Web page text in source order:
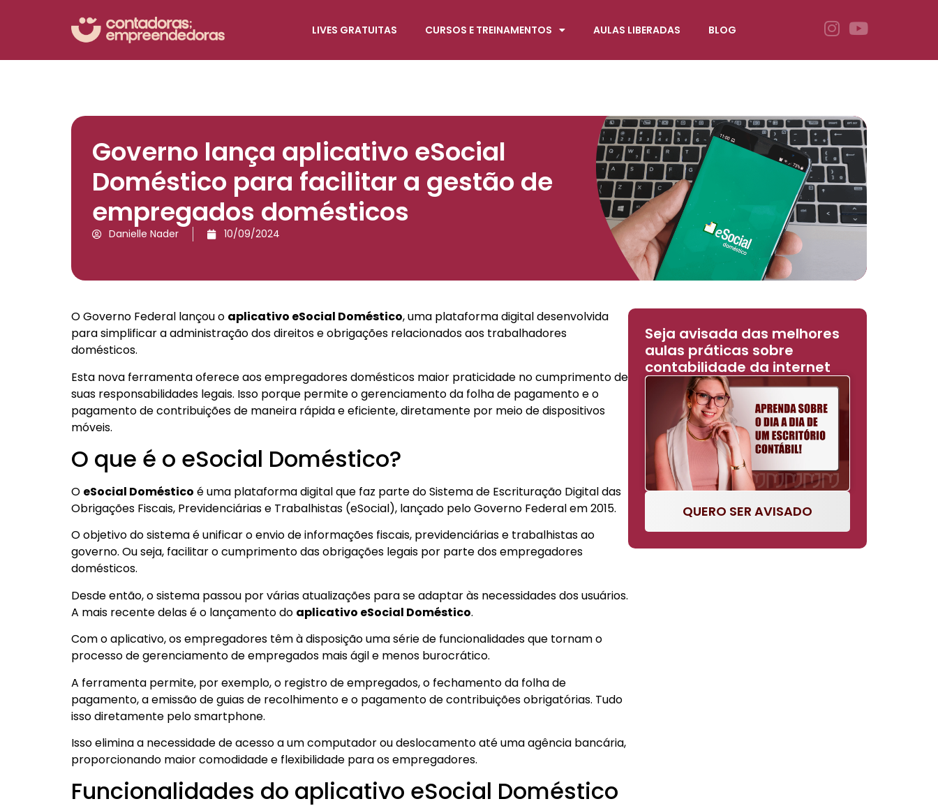
LIVES GRATUITAS CURSOS E TREINAMENTOS AULAS LIBERADAS BLOG
Governo lança aplicativo eSocial
Doméstico para facilitar a gestão de
empregados domésticos
Danielle Nader 10/09/2024
O Governo Federal lançou o aplicativo eSocial Doméstico, uma plataforma digital desenvolvida
para simplificar a administração dos direitos e obrigações relacionados aos trabalhadores
domésticos.
Esta nova ferramenta oferece aos empregadores domésticos maior praticidade no cumprimento de
suas responsabilidades legais. Isso porque permite o gerenciamento da folha de pagamento e o
pagamento de contribuições de maneira rápida e eficiente, diretamente por meio de dispositivos
móveis.
O que é o eSocial Doméstico?
O eSocial Doméstico é uma plataforma digital que faz parte do Sistema de Escrituração Digital das
Obrigações Fiscais, Previdenciárias e Trabalhistas (eSocial), lançado pelo Governo Federal em 2015.
O objetivo do sistema é unificar o envio de informações fiscais, previdenciárias e trabalhistas ao
governo. Ou seja, facilitar o cumprimento das obrigações legais por parte dos empregadores
domésticos.
Desde então, o sistema passou por várias atualizações para se adaptar às necessidades dos usuários.
A mais recente delas é o lançamento do aplicativo eSocial Doméstico.
Com o aplicativo, os empregadores têm à disposição uma série de funcionalidades que tornam o
processo de gerenciamento de empregados mais ágil e menos burocrático.
A ferramenta permite, por exemplo, o registro de empregados, o fechamento da folha de
pagamento, a emissão de guias de recolhimento e o pagamento de contribuições obrigatórias. Tudo
isso diretamente pelo smartphone.
Isso elimina a necessidade de acesso a um computador ou deslocamento até uma agência bancária,
proporcionando maior comodidade e flexibilidade para os empregadores.
Funcionalidades do aplicativo eSocial Doméstico
Seja avisada das melhores
aulas práticas sobre
contabilidade da internet
QUERO SER AVISADO